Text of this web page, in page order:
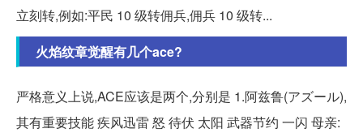
立刻转,例如:平民 10 级转佣兵,佣兵 10 级转...
火焰纹章觉醒有几个ace?
严格意义上说,ACE应该是两个,分别是 1.阿兹鲁(アズール),
其有重要技能 疾风迅雷 怒 待伏 太阳 武器节约 一闪 母亲: